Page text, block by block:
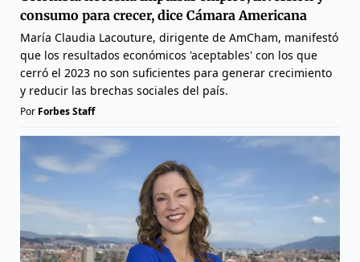
consumo para crecer, dice Cámara Americana
María Claudia Lacouture, dirigente de AmCham, manifestó
que los resultados económicos 'aceptables' con los que
cerró el 2023 no son suficientes para generar crecimiento
y reducir las brechas sociales del país.
Por Forbes Staff